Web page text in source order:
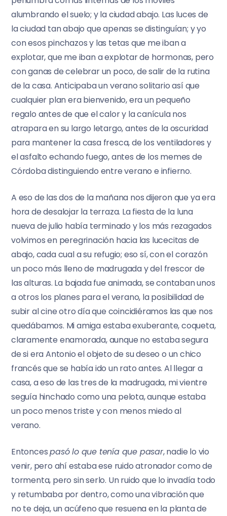
alumbrando el suelo; y la ciudad abajo. Las luces de
la ciudad tan abajo que apenas se distinguían; y yo
con esos pinchazos y las tetas que me iban a
explotar, que me iban a explotar de hormonas, pero
con ganas de celebrar un poco, de salir de la rutina
de la casa. Anticipaba un verano solitario así que
cualquier plan era bienvenido, era un pequeño
regalo antes de que el calor y la canícula nos
atrapara en su largo letargo, antes de la oscuridad
para mantener la casa fresca, de los ventiladores y
el asfalto echando fuego, antes de los memes de
Córdoba distinguiendo entre verano e infierno.
A eso de las dos de la mañana nos dijeron que ya era
hora de desalojar la terraza. La fiesta de la luna
nueva de julio había terminado y los más rezagados
volvimos en peregrinación hacia las lucecitas de
abajo, cada cual a su refugio; eso sí, con el corazón
un poco más lleno de madrugada y del frescor de
las alturas. La bajada fue animada, se contaban unos
a otros los planes para el verano, la posibilidad de
subir al cine otro día que coincidiéramos las que nos
quedábamos. Mi amiga estaba exuberante, coqueta,
claramente enamorada, aunque no estaba segura
de si era Antonio el objeto de su deseo o un chico
francés que se había ido un rato antes. Al llegar a
casa, a eso de las tres de la madrugada, mi vientre
seguía hinchado como una pelota, aunque estaba
un poco menos triste y con menos miedo al
verano.
Entoncespasó lo que tenía que pasar, nadie lo vio
venir, pero ahí estaba ese ruido atronador como de
tormenta, pero sin serlo. Un ruido que lo invadía todo
y retumbaba por dentro, como una vibración que
no te deja, un acúfeno que resuena en la planta de